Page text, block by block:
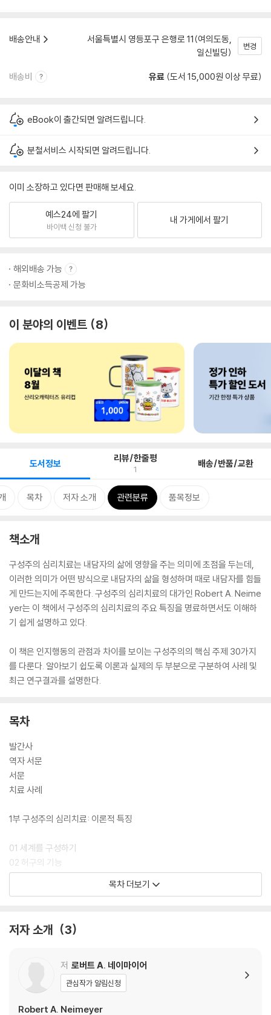
배송안내
서울특별시 영등포구 은행로 11(여의도동,
일신빌딩)
변경
배송비 유료 (도서 15,000원 이상 무료)
eBook이 출간되면 알려드립니다.
분철서비스 시작되면 알려드립니다.
이미 소장하고 있다면 판매해 보세요.
예스24에 팔기
바이백 신청 불가
내 가게에서 팔기
해외배송 가능
문화비소득공제 가능
이 분야의 이벤트 8
도서정보 리뷰/한줄평
1 배송/반품/교환
목차 저자 소개 관련분류 품목정보
책소개
구성주의 심리치료는 내담자의 삶에 영향을 주는 의미에 초점을 두는데,
이러한 의미가 어떤 방식으로 내담자의 삶을 형성하며 때로 내담자를 힘들
게 만드는지에 주목한다. 구성주의 심리치료의 대가인 Robert A. Neime
yer는 이 책에서 구성주의 심리치료의 주요 특징을 명료하면서도 이해하
기 쉽게 설명하고 있다.
이 책은 인지행동의 관점과 차이를 보이는 구성주의의 핵심 주제 30가지
를 다룬다. 알아보기 쉽도록 이론과 실제의 두 부분으로 구분하여 사례 및
최근 연구결과를 설명한다.
목차
발간사
역자 서문
서문
치료 사례
1부 구성주의 심리치료: 이론적 특징
01 세계를 구성하기
02 허구의 기능
03 개인적 지식
07 자기를 탈구성하기
09 장애의 맥락을 이해하기
2부 구성주의 심리치료: 실용적 특징
목차 더보기
저자 소개 3
저 로버트 A. 네이마이어
관심작가 알림신청
Robert A. Neimeyer